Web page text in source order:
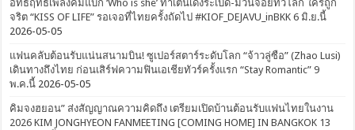
อิทธิฤทธิ์เพลงคัมแบ็ก ‘Who is she’ ท่าเต้นเด้งระเบิด-ม่วนจอยทั่วโลก ใครถูก
จริต “KISS OF LIFE” รอเจอที่ไทยครั้งถัดไป #KIOF_DEJAVU_inBKK 6 มิ.ย.นี้
2026-05-05
แฟนคลับต้อนรับแน่นสนามบิน! ซูเปอร์สตาร์ระดับโลก “จ้าวลู่ซือ” (Zhao Lusi)
เดินทางถึงไทย ก่อนเสิร์ฟความฟินเอเชียทัวร์ครั้งแรก “Stay Romantic” 9
พ.ค.นี้ 2026-05-05
คิมจงฮยอน” ส่งสัญญาณความคิดถึง เตรียมเปิดบ้านต้อนรับแฟนไทยในงาน
2026 KIM JONGHYEON FANMEETING [COMING HOME] IN BANGKOK 13